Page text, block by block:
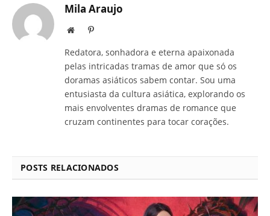
Mila Araujo
Site Pinterest
Redatora, sonhadora e eterna apaixonada
pelas intricadas tramas de amor que só os
doramas asiáticos sabem contar. Sou uma
entusiasta da cultura asiática, explorando os
mais envolventes dramas de romance que
cruzam continentes para tocar corações.
POSTS RELACIONADOS